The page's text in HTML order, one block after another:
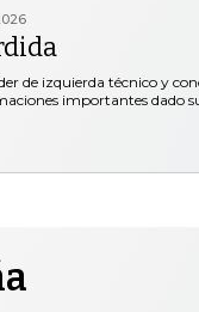
de izquierda técnico y
importantes dado